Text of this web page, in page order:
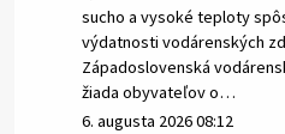
sucho a vysoké teploty
výdatnosti vodárenských
Západoslovenská
žiada obyvateľov o…
6. augusta 2026 08:12